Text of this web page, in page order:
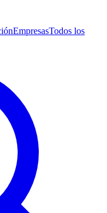
EmpresasTodos los